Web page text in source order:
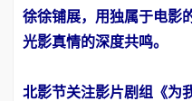
徐徐铺展，用独属于电影
光影真情的深度共鸣。
北影节关注影片剧组《为